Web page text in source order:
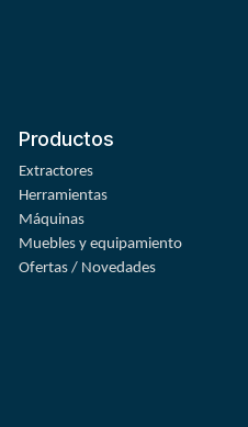
Productos
Extractores
Herramientas
Máquinas
Muebles y equipamiento
Ofertas / Novedades